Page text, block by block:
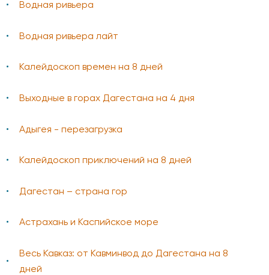
Водная ривьера
Водная ривьера лайт
Калейдоскоп времен на 8 дней
Выходные в горах Дагестана на 4 дня
Адыгея - перезагрузка
Калейдоскоп приключений на 8 дней
Дагестан – страна гор
Астрахань и Каспийское море
Весь Кавказ: от Кавминвод до Дагестана на 8
дней